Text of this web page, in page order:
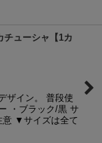
チューシャ【1カ
ザイン。 普段使
・ブラック/黒 サ
意 ▼サイズは全て